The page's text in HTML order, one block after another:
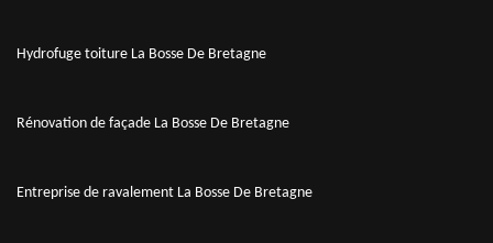
Hydrofuge toiture La Bosse De Bretagne
Rénovation de façade La Bosse De Bretagne
Entreprise de ravalement La Bosse De Bretagne